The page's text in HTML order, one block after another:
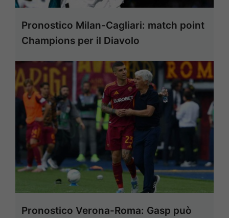
Pronostico Milan-Cagliari: match point
Champions per il Diavolo
Pronostico Verona-Roma: Gasp può